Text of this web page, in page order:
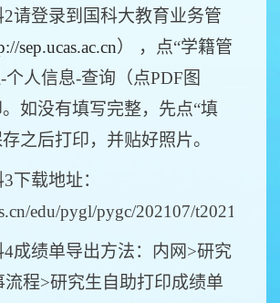
2请登录到国科大教育业务管
sep.ucas.ac.cn） ，点“学籍管
人信息-查询（点PDF图
如没有填写完整，先点“填
之后打印，并贴好照片。
下载地址：
edu/pygl/pygc/202107/
4成绩单导出方法：内网>研究
流程>研究生自助打印成绩单